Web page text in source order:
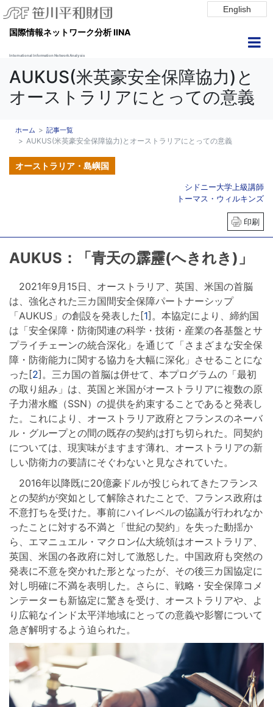
English
国際情報ネットワーク分析 IINA
International Information Network Analysis
AUKUS(米英豪安全保障協力)と
オーストラリアにとっての意義
ホーム 記事一覧
AUKUS(米英豪安全保障協力)とオーストラリアにとっての意義
オーストラリア・島嶼国
シドニー大学上級講師
トーマス・ウィルキンズ
印刷
AUKUS：「青天の霹靂(へきれき)」
2021年9月15日、オーストラリア、英国、米国の首脳
は、強化された三カ国間安全保障パートナーシップ
「AUKUS」の創設を発表した[1]。本協定により、締約国
は「安全保障・防衛関連の科学・技術・産業の各基盤とサ
プライチェーンの統合深化」を通じて「さまざまな安全保
障・防衛能力に関する協力を大幅に深化」させることにな
った[2]。三カ国の首脳は併せて、本プログラムの「最初
の取り組み」は、英国と米国がオーストラリアに複数の原
子力潜水艦（SSN）の提供を約束することであると発表し
た。これにより、オーストラリア政府とフランスのネーバ
ル・グループとの間の既存の契約は打ち切られた。同契約
については、現実味がますます薄れ、オーストラリアの新
しい防衛力の要請にそぐわないと見なされていた。
2016年以降既に20億豪ドルが投じられてきたフランス
との契約が突如として解除されたことで、フランス政府は
不意打ちを受けた。事前にハイレベルの協議が行われなか
ったことに対する不満と「世紀の契約」を失った動揺か
ら、エマニュエル・マクロン仏大統領はオーストラリア、
英国、米国の各政府に対して激怒した。中国政府も突然の
発表に不意を突かれた形となったが、その後三カ国協定に
対し明確に不満を表明した。さらに、戦略・安全保障コメ
ンテーターも新協定に驚きを受け、オーストラリアや、よ
り広範なインド太平洋地域にとっての意義や影響について
急ぎ解明するよう迫られた。